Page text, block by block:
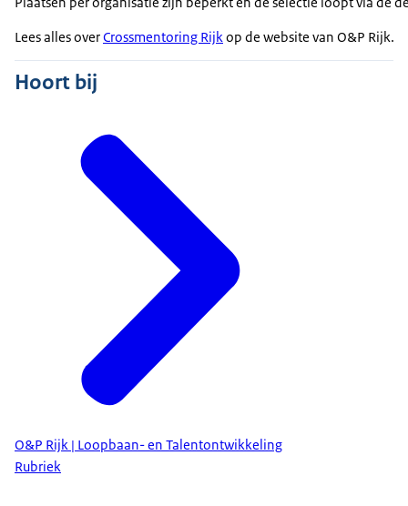
Lees alles overCrossmentoring Rijkop de website van O&P Rijk.
Hoort bij
O&P Rijk | Loopbaan- en Talentontwikkeling
Rubriek